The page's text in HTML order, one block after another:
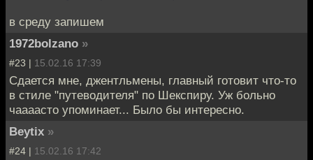
в среду запишем
1972bolzano »
#23 | 15.02.16 17:39
Сдается мне, джентльмены, главный готовит что-то
в стиле "путеводителя" по Шекспиру. Уж больно
чаааасто упоминает... Было бы интересно.
Beytix »
#24 | 15.02.16 17:42